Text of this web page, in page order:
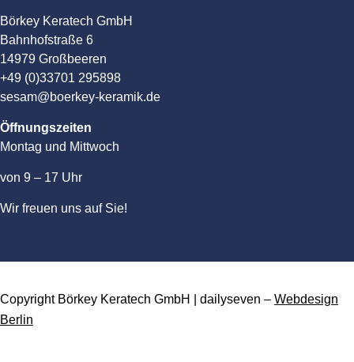
Börkey Keratech GmbH
Bahnhofstraße 6
14979 Großbeeren
+49 (0)33701 295898
sesam@boerkey-keramik.de
Öffnungszeiten
Montag und Mittwoch
von 9 – 17 Uhr
Wir freuen uns auf Sie!
Copyright Börkey Keratech GmbH | dailyseven – Webdesign
Berlin